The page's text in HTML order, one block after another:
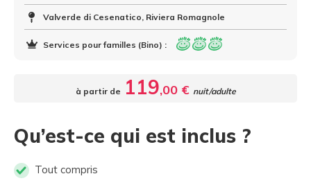
Valverde di Cesenatico, Riviera Romagnole
Services pour familles (Bino) :
Qu’est-ce qui est inclus ?
Tout compris
à partir de 119,00 € nuit/adulte